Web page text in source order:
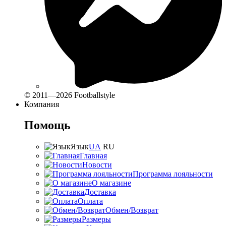
© 2011—2026 Footballstyle
Компания
Помощь
ЯзыкUA RU
Главная
Новости
Программа лояльности
О магазине
Доставка
Оплата
Обмен/Возврат
Размеры